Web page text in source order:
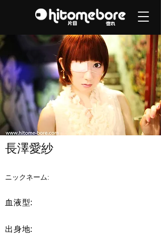
ニックネーム:
長澤愛紗
血液型:
出身地: